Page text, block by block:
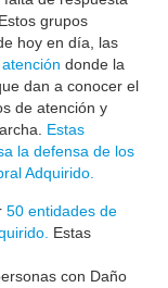
grupos
hoy en día, las
donde la
dan a conocer el
de atención y
Estas
la defensa de los
Adquirido.
50 entidades de
Estas
con Daño